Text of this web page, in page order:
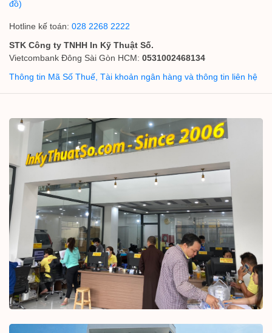
đồ)
Hotline kế toán: 028 2268 2222
STK Công ty TNHH In Kỹ Thuật Số.
Vietcombank Đông Sài Gòn HCM: 0531002468134
Thông tin Mã Số Thuế, Tài khoản ngân hàng và thông tin liên hệ